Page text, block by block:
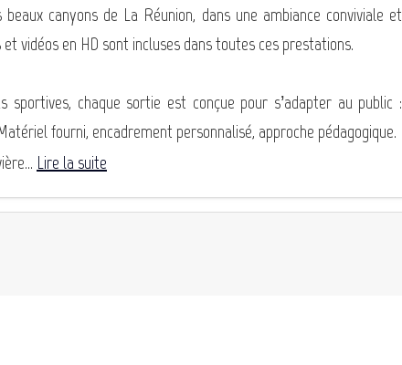
canyons de La Réunion, dans une ambiance conviviale et
vidéos en HD sont incluses dans toutes ces prestations.
sportives, chaque sortie est conçue pour s’adapter au public :
fourni, encadrement personnalisé, approche pédagogique.
Lire la suite